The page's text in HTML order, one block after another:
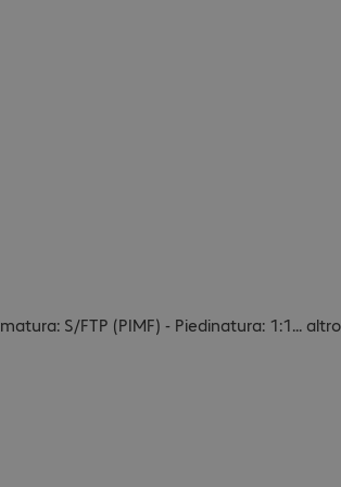
S/FTP (PIMF) - Piedinatura: 1:1... altro